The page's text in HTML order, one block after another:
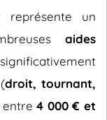
représente un
aides
droit, tournant,
entre4 000 € et